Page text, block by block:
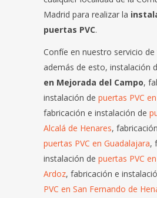
Madrid para realizar la
puertas PVC.
Confíe en nuestro servicio
además de esto, instalación
en Mejorada del Campo,
instalación de puertas PVC
fabricación e instalación de
Alcalá de Henares,
puertas PVC en Guadalajara,
instalación de puertas PVC
Ardoz, fabricación e
PVC en San Fernando de